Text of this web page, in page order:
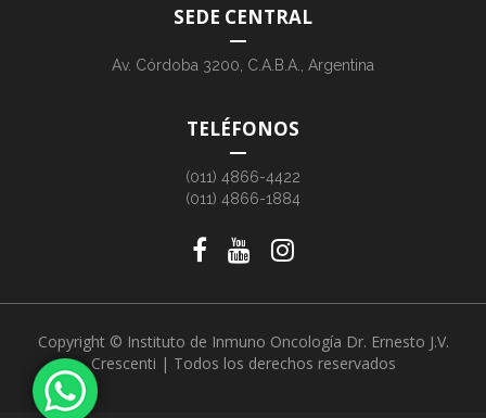
SEDE CENTRAL
Av. Córdoba 3200, C.A.B.A., Argentina
TELÉFONOS
(011) 4866-4422
(011) 4866-1884
Copyright © Instituto de Inmuno Oncología Dr. Ernesto J.V.
Crescenti | Todos los derechos reservados